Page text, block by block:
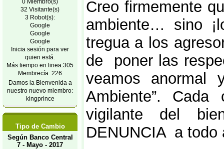
32 Visitante(s)
3 Robot(s):
Google
Google
Google
Inicia sesión para ver
quien está.
Más tiempo en linea:305
Membrecía: 226
Damos la Bienvenida a
nuestro nuevo miembro:
kingprince
Tipo de Cambio
Según Banco Central
7 - Mayo - 2017
Creo firmemente
ambiente… sino
tregua a los
de poner las
veamos anormal
Ambiente”.
vigilante del
DENUNCIA a todo